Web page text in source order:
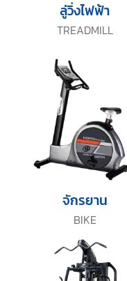
TREADMILL
ลู่วิ่งไฟฟ้า
BIKE
จักรยาน